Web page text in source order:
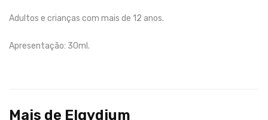
Adultos e crianças com mais de 12 anos.
Apresentação: 30ml.
Mais de Elgydium